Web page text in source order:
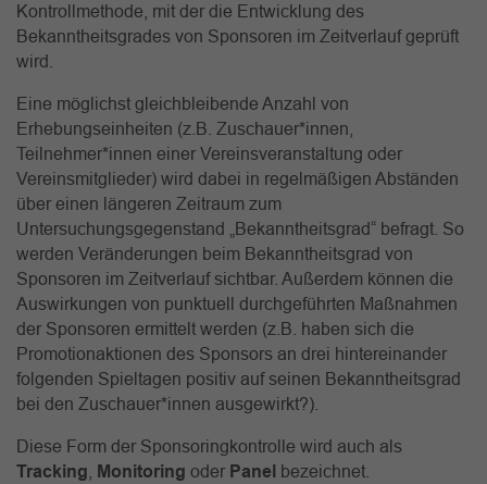
Kontrollmethode, mit der die Entwicklung des
Bekanntheitsgrades von Sponsoren im Zeitverlauf geprüft
wird.
Eine möglichst gleichbleibende Anzahl von
Erhebungseinheiten (z.B. Zuschauer*innen,
Teilnehmer*innen einer Vereinsveranstaltung oder
Vereinsmitglieder) wird dabei in regelmäßigen Abständen
über einen längeren Zeitraum zum
Untersuchungsgegenstand „Bekanntheitsgrad“ befragt. So
werden Veränderungen beim Bekanntheitsgrad von
Sponsoren im Zeitverlauf sichtbar. Außerdem können die
Auswirkungen von punktuell durchgeführten Maßnahmen
der Sponsoren ermittelt werden (z.B. haben sich die
Promotionaktionen des Sponsors an drei hintereinander
folgenden Spieltagen positiv auf seinen Bekanntheitsgrad
bei den Zuschauer*innen ausgewirkt?).
Diese Form der Sponsoringkontrolle wird auch als
Tracking Monitoring oder Panel bezeichnet.